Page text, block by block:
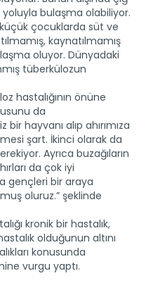
bulaşma olabiliyor.
çocuklarda süt ve
kaynatılmamış
oluyor. Dünyadaki
tüberkülozun
hastalığının önüne
da
hayvanı alıp ahırımıza
şart. İkinci olarak da
Ayrıca buzağıların
da çok iyi
gençleri bir araya
oluruz.” şeklinde
kronik bir hastalık,
olduğunun altını
konusunda
vurgu yaptı.
günü etkinlikleri...